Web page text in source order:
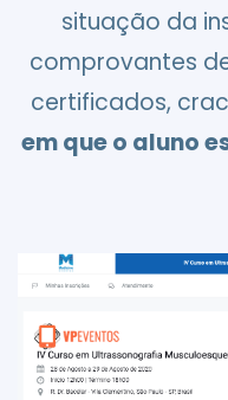
situação da
comprovantes
certificados,
em que o aluno